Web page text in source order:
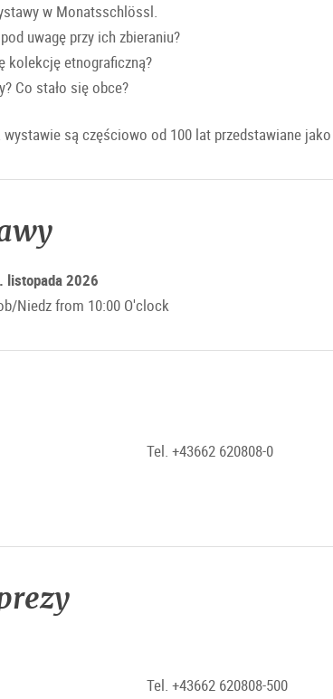
w Monatsschlössl.
uwagę przy ich zbieraniu?
kolekcję etnograficzną?
Co stało się obce?
wystawie są częściowo od 100 lat przedstawiane
2026
Niedz from 10:00 O'clock
Tel. +43662 620808-0
Tel. +43662 620808-500